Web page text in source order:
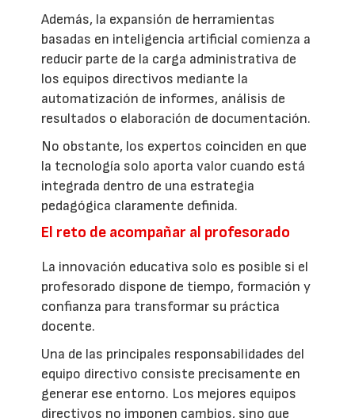
Además, la expansión de herramientas
basadas en inteligencia artificial comienza a
reducir parte de la carga administrativa de
los equipos directivos mediante la
automatización de informes, análisis de
resultados o elaboración de documentación.
No obstante, los expertos coinciden en que
la tecnología solo aporta valor cuando está
integrada dentro de una estrategia
pedagógica claramente definida.
El reto de acompañar al profesorado
La innovación educativa solo es posible si el
profesorado dispone de tiempo, formación y
confianza para transformar su práctica
docente.
Una de las principales responsabilidades del
equipo directivo consiste precisamente en
generar ese entorno. Los mejores equipos
directivos no imponen cambios, sino que